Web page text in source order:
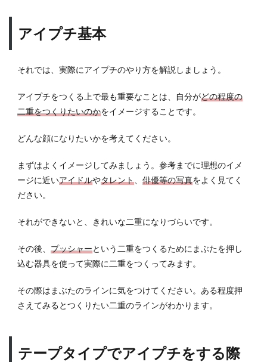
アイプチ基本
それでは、実際にアイプチのやり方を解説しましょう。
アイプチをつくる上で最も重要なことは、自分がどの程度の
二重をつくりたいのかをイメージすることです。
どんな顔になりたいかを考えてください。
まずはよくイメージしてみましょう。参考までに理想のイメ
ージに近いアイドルやタレント 俳優等の写真をよく見てく
ださい。
それができないと、きれいな二重になりづらいです。
その後、 プッシャーという二重をつくるためにまぶたを押し
込む器具を使って実際に二重をつくってみます。
その際はまぶたのラインに気をつけてください。ある程度押
さえてみるとつくりたい二重のラインがわかります。
テープタイプでアイプチをする際